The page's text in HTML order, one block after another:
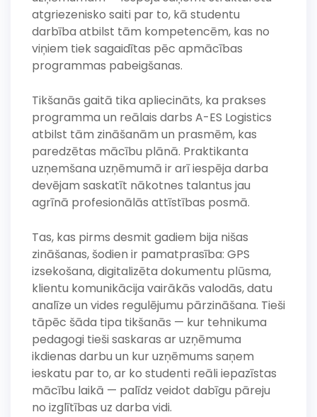
atgriezenisko saiti par to, kā studentu
darbība atbilst tām kompetencēm, kas no
viņiem tiek sagaidītas pēc apmācības
programmas pabeigšanas.
Tikšanās gaitā tika apliecināts, ka prakses
programma un reālais darbs A-ES Logistics
atbilst tām zināšanām un prasmēm, kas
paredzētas mācību plānā. Praktikanta
uzņemšana uzņēmumā ir arī iespēja darba
devējam saskatīt nākotnes talantus jau
agrīnā profesionālās attīstības posmā.
Tas, kas pirms desmit gadiem bija nišas
zināšanas, šodien ir pamatprasība: GPS
izsekošana, digitalizēta dokumentu plūsma,
klientu komunikācija vairākās valodās, datu
analīze un vides regulējumu pārzināšana. Tieši
tāpēc šāda tipa tikšanās — kur tehnikuma
pedagogi tieši saskaras ar uzņēmuma
ikdienas darbu un kur uzņēmums saņem
ieskatu par to, ar ko studenti reāli iepazīstas
mācību laikā — palīdz veidot dabīgu pāreju
no izglītības uz darba vidi.